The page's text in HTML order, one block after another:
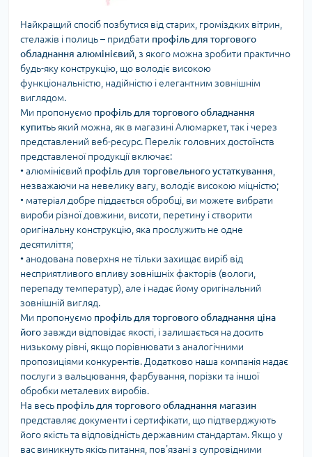
Найкращий спосіб позбутися від старих, громіздких вітрин,
стелажів і полиць – придбати профіль для торгового
обладнання алюмінієвий , з якого можна зробити практично
будь-яку конструкцію, що володіє високою
функціональністю, надійністю і елегантним зовнішнім
виглядом.
Ми пропонуємо профіль для торгового обладнання
купитьь який можна, як в магазині Алюмаркет, так і через
представлений веб-ресурс. Перелік головних достоїнств
представленої продукції включає:
•алюмінієвий профіль для торговельного устаткування
незважаючи на невелику вагу, володіє високою міцністю;
• матеріал добре піддається обробці, ви можете вибрати
вироби різної довжини, висоти, перетину і створити
оригінальну конструкцію, яка прослужить не одне
десятиліття;
•анодована поверхня не тільки захищає виріб від
несприятливого впливу зовнішніх факторів (вологи,
перепаду температур), але і надає йому оригінальний
зовнішній вигляд.
Ми пропонуємо профіль для торгового обладнання ціна
йогозавжди відповідає якості, і залишається на досить
низькому рівні, якщо порівнювати з аналогічними
пропозиціями конкурентів. Додатково наша компанія надає
послуги з вальцювання, фарбування, порізки та іншої
обробки металевих виробів.
На весь профіль для торгового обладнання магазин
представляє документи і сертифікати, що підтверджують
його якість та відповідність державним стандартам. Якщо у
вас виникнуть якісь питання, пов'язані з супровідними